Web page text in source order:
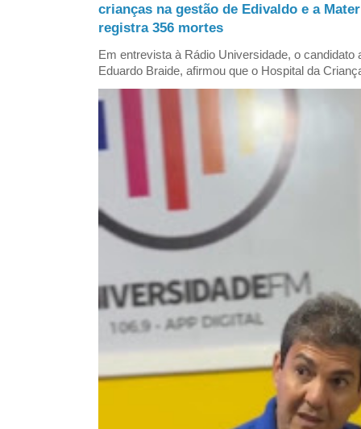
crianças na gestão de Edivaldo e a
registra 356 mortes
Em entrevista à Rádio Universidade, o candidato
Eduardo Braide, afirmou que o Hospital da